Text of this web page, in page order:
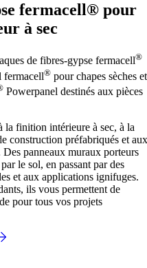
fermacell® pour
à sec
de fibres-gypse fermacell®
fermacell® pour chapes sèches et
Powerpanel destinés aux pièces
la finition intérieure à sec, à la
construction préfabriqués et aux
panneaux muraux porteurs
le sol, en passant par des
et aux applications ignifuges.
ils vous permettent de
pour tous vos projets